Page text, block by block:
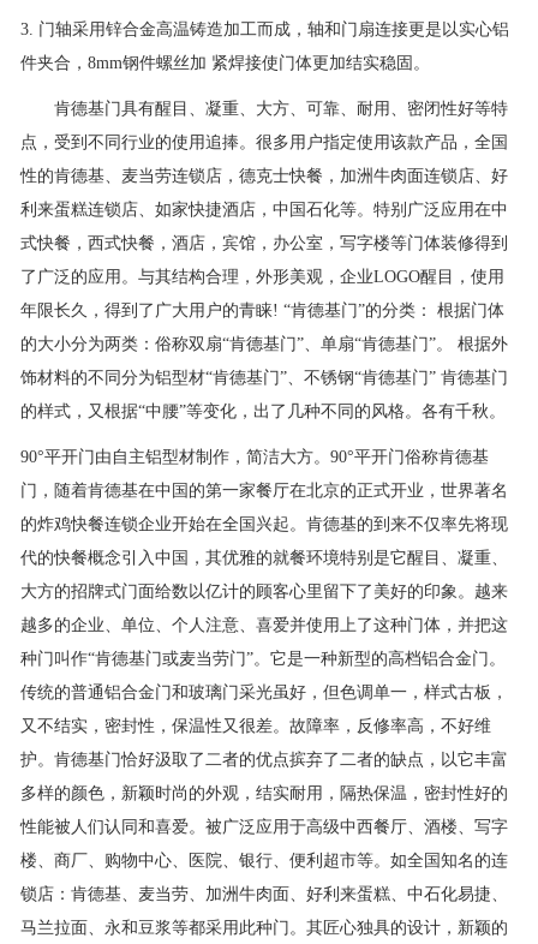
3. 门轴采用锌合金高温铸造加工而成，轴和门扇连接更是以实心铝
件夹合，8mm钢件螺丝加 紧焊接使门体更加结实稳固。
肯德基门具有醒目、凝重、大方、可靠、耐用、密闭性好等特
点，受到不同行业的使用追捧。很多用户指定使用该款产品，全国
性的肯德基、麦当劳连锁店，德克士快餐，加洲牛肉面连锁店、好
利来蛋糕连锁店、如家快捷酒店，中国石化等。特别广泛应用在中
式快餐，西式快餐，酒店，宾馆，办公室，写字楼等门体装修得到
了广泛的应用。与其结构合理，外形美观，企业LOGO醒目，使用
年限长久，得到了广大用户的青睐! “肯德基门”的分类： 根据门体
的大小分为两类：俗称双扇“肯德基门”、单扇“肯德基门”。 根据外
饰材料的不同分为铝型材“肯德基门”、不锈钢“肯德基门” 肯德基门
的样式，又根据“中腰”等变化，出了几种不同的风格。各有千秋。
90°平开门由自主铝型材制作，简洁大方。90°平开门俗称肯德基
门，随着肯德基在中国的第一家餐厅在北京的正式开业，世界著名
的炸鸡快餐连锁企业开始在全国兴起。肯德基的到来不仅率先将现
代的快餐概念引入中国，其优雅的就餐环境特别是它醒目、凝重、
大方的招牌式门面给数以亿计的顾客心里留下了美好的印象。越来
越多的企业、单位、个人注意、喜爱并使用上了这种门体，并把这
种门叫作“肯德基门或麦当劳门”。它是一种新型的高档铝合金门。
传统的普通铝合金门和玻璃门采光虽好，但色调单一，样式古板，
又不结实，密封性，保温性又很差。故障率，反修率高，不好维
护。肯德基门恰好汲取了二者的优点摈弃了二者的缺点，以它丰富
多样的颜色，新颖时尚的外观，结实耐用，隔热保温，密封性好的
性能被人们认同和喜爱。被广泛应用于高级中西餐厅、酒楼、写字
楼、商厂、购物中心、医院、银行、便利超市等。如全国知名的连
锁店：肯德基、麦当劳、加洲牛肉面、好利来蛋糕、中石化易捷、
马兰拉面、永和豆浆等都采用此种门。其匠心独具的设计，新颖的